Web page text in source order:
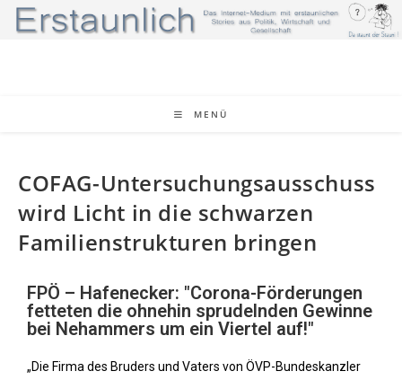
MENÜ
COFAG-Untersuchungsausschuss
wird Licht in die schwarzen
Familienstrukturen bringen
FPÖ – Hafenecker: "Corona-Förderungen
fetteten die ohnehin sprudelnden Gewinne
bei Nehammers um ein Viertel auf!"
„Die Firma des Bruders und Vaters von ÖVP-Bundeskanzler